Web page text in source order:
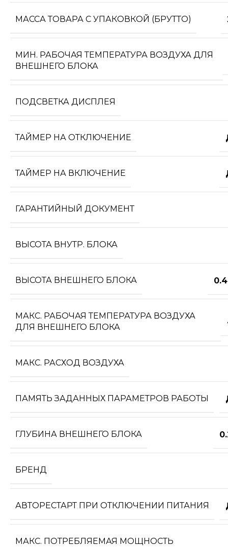
МАССА ТОВАРА С УПАКОВКОЙ (БРУТТО)
МИН. РАБОЧАЯ ТЕМПЕРАТУРА ВОЗДУХА ДЛЯ
ВНЕШНЕГО БЛОКА
ПОДСВЕТКА ДИСПЛЕЯ
ТАЙМЕР НА ОТКЛЮЧЕНИЕ
ТАЙМЕР НА ВКЛЮЧЕНИЕ
ГАРАНТИЙНЫЙ ДОКУМЕНТ
ВЫСОТА ВНУТР. БЛОКА
ВЫСОТА ВНЕШНЕГО БЛОКА
МАКС. РАБОЧАЯ ТЕМПЕРАТУРА ВОЗДУХА
ДЛЯ ВНЕШНЕГО БЛОКА
МАКС. РАСХОД ВОЗДУХА
ПАМЯТЬ ЗАДАННЫХ ПАРАМЕТРОВ РАБОТЫ
ГЛУБИНА ВНЕШНЕГО БЛОКА
БРЕНД
АВТОРЕСТАРТ ПРИ ОТКЛЮЧЕНИИ ПИТАНИЯ
МАКС. ПОТРЕБЛЯЕМАЯ МОЩНОСТЬ